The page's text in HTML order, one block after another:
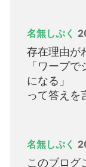
名無しぷく
存在理由が
「ワープ
になる」
って答えを
名無しぷく
このブログ